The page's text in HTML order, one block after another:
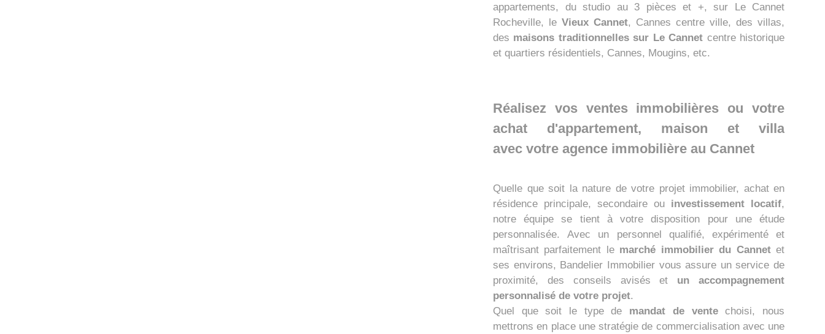
appartements, du studio au 3 pièces et +, sur Le Cannet
Rocheville, le Vieux Cannet, Cannes centre ville, des villas,
des maisons traditionnelles sur Le Cannet centre historique
et quartiers résidentiels, Cannes, Mougins, etc.
Réalisez vos ventes immobilières ou votre
achat d'appartement, maison et villa
avec votre agence immobilière au Cannet
Quelle que soit la nature de votre projet immobilier, achat en
résidence principale, secondaire ou investissement locatif,
notre équipe se tient à votre disposition pour une étude
personnalisée. Avec un personnel qualifié, expérimenté et
maîtrisant parfaitement le marché immobilier du Cannetet
ses environs, Bandelier Immobilier vous assure un service de
proximité, des conseils avisés et un accompagnement
personnalisé de votre projet.
Quel que soit le type de mandat de ventechoisi, nous
mettrons en place une stratégie de commercialisation avec une